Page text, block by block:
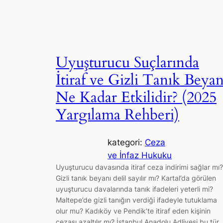
Uyuşturucu Suçlarında
İtiraf ve Gizli Tanık
Ne Kadar Etkilidir? (2025
Yargılama Rehberi)
kategori: Ceza
ve İnfaz Hukuku
Uyuşturucu davasında itiraf ceza indirimi sağlar mı?
Gizli tanık beyanı delil sayılır mı? Kartal’da görülen
uyuşturucu davalarında tanık ifadeleri yeterli mi?
Maltepe’de gizli tanığın verdiği ifadeyle tutuklama
olur mu? Kadıköy ve Pendik’te itiraf eden kişinin